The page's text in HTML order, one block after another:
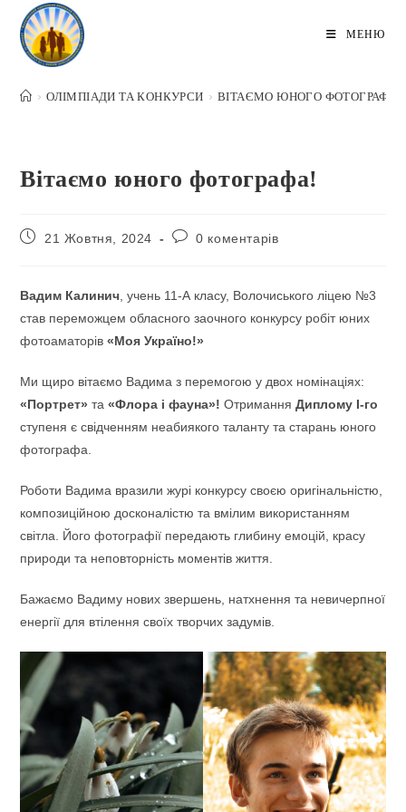
Перейти
вмісту
МЕНЮ
> ОЛІМПІАДИ ТА КОНКУРСИ > ВІТАЄМО ЮНОГО ФОТОГРАФА!
Вітаємо юного фотографа!
Запис21 Жовтня, 2024
Коментарі
0 коментарів
Вадим Калинич , учень 11-А класу, Волочиського ліцею №3
став переможцем обласного заочного конкурсу робіт юних
фотоаматорів«Моя Україно!»
Ми щиро вітаємо Вадима з перемогою у двох номінаціях:
«Портрет» та«Флора і фауна»! ОтриманняДиплому І-го
ступеня є свідченням неабиякого таланту та старань юного
фотографа.
Роботи Вадима вразили журі конкурсу своєю оригінальністю,
композиційною досконалістю та вмілим використанням
світла. Його фотографії передають глибину емоцій, красу
природи та неповторність моментів життя.
Бажаємо Вадиму нових звершень, натхнення та невичерпної
енергії для втілення своїх творчих задумів.